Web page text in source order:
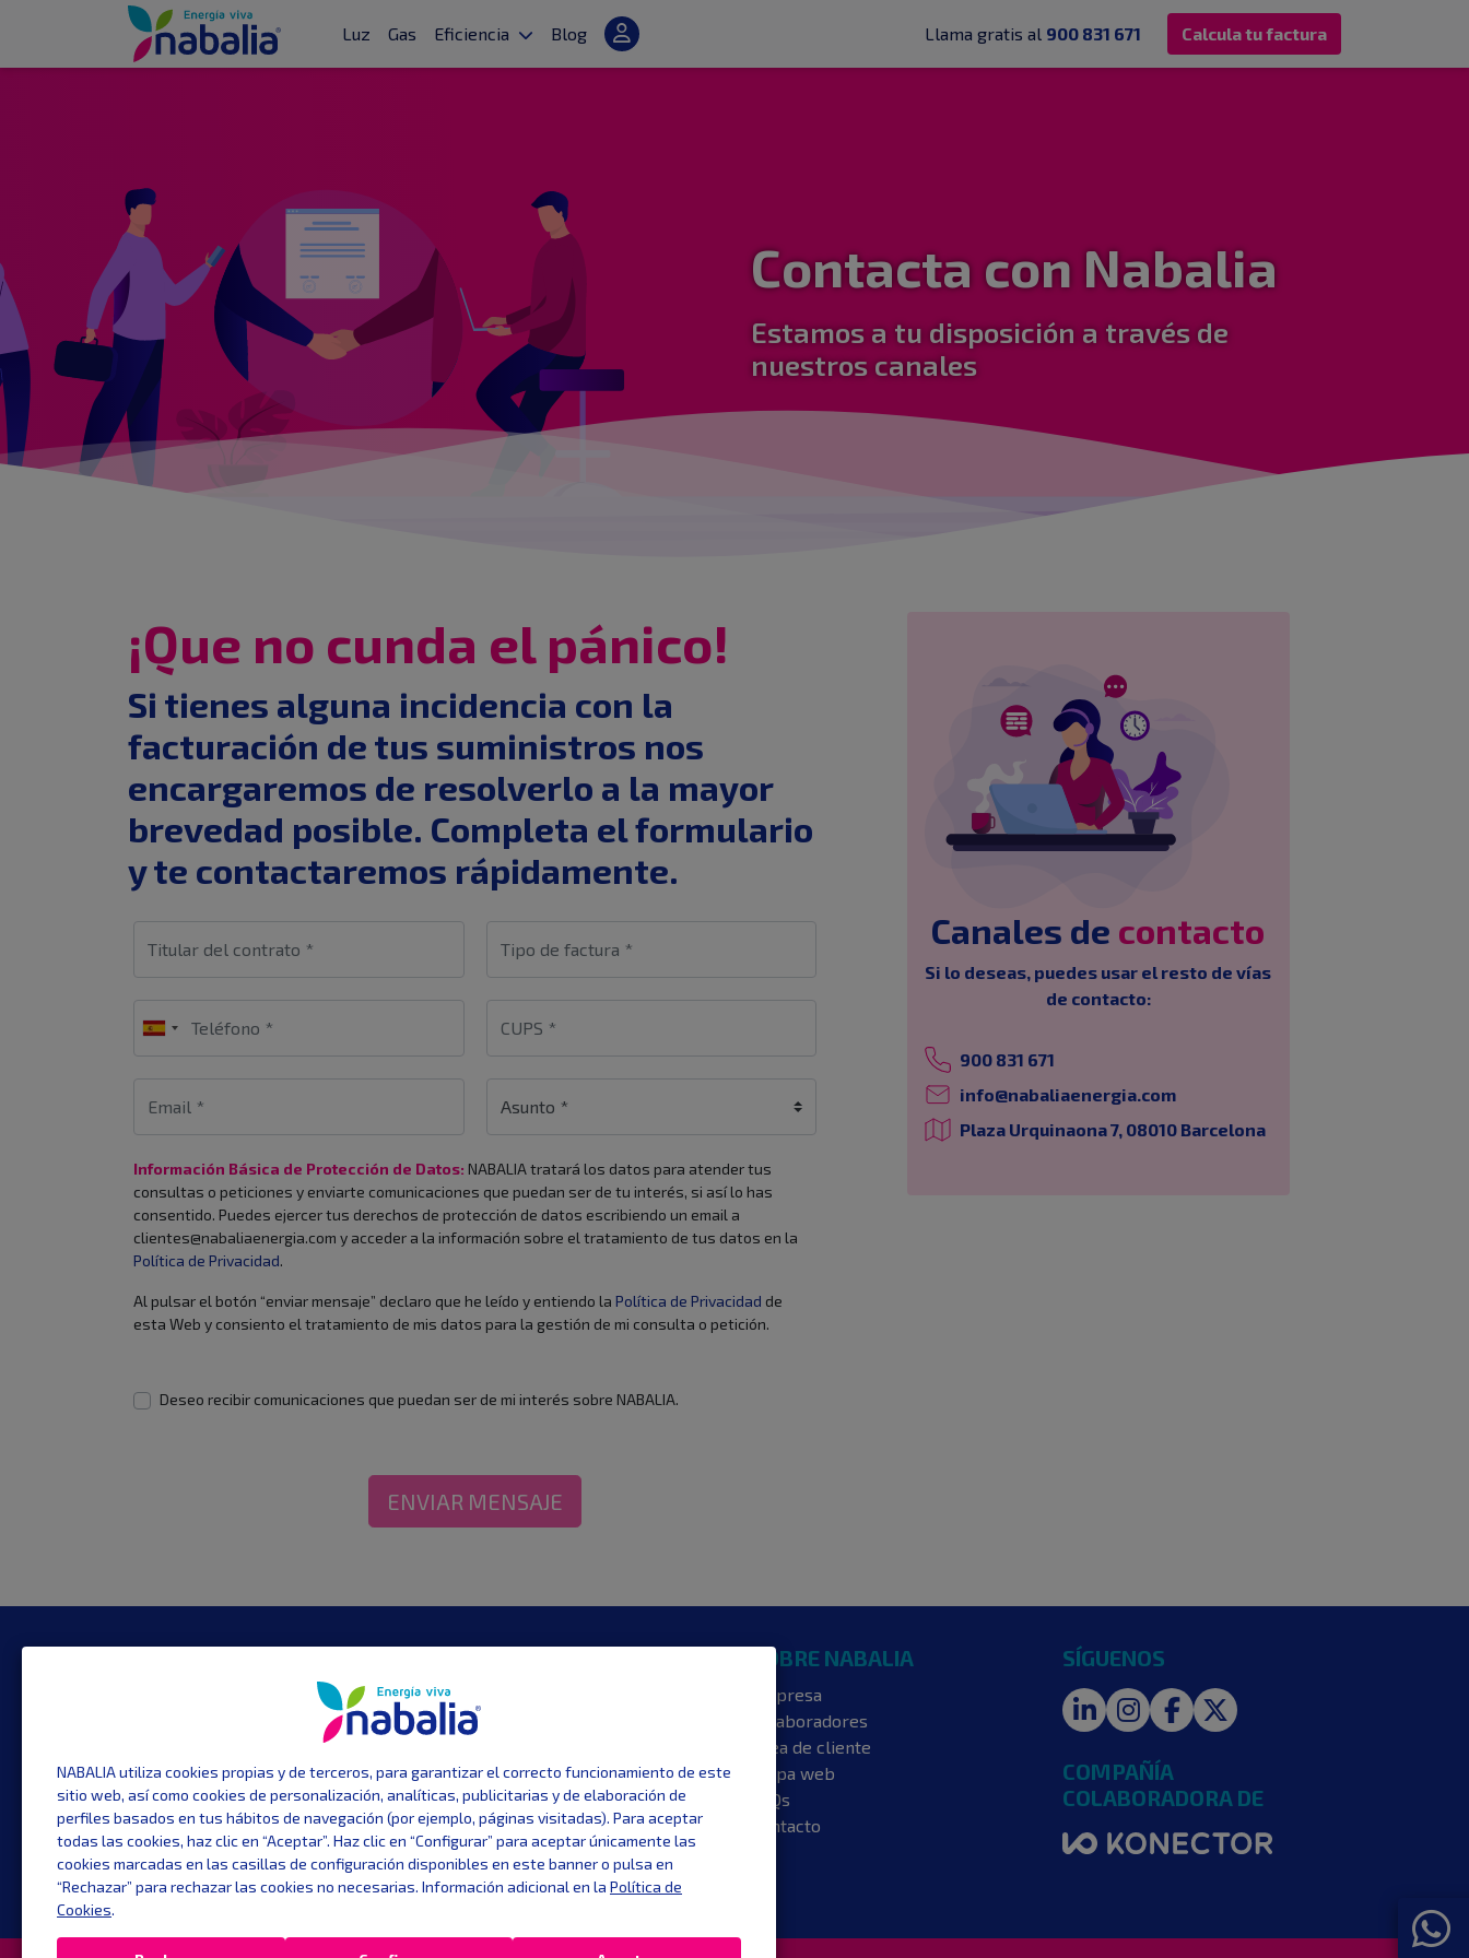
Luz Gas Eficiencia Blog Llama gratis al 900 831 671 Calcula tu factura
Contacta con Nabalia
Estamos a tu disposición a través de
nuestros canales
¡Que no cunda el pánico!
Si tienes alguna incidencia con la
facturación de tus suministros nos
encargaremos de resolverlo a la mayor
brevedad posible. Completa el formulario
y te contactaremos rápidamente.
Información Básica de Protección de Datos: NABALIA tratará los datos para atender tus
consultas o peticiones y enviarte comunicaciones que puedan ser de tu interés, si así lo has
consentido. Puedes ejercer tus derechos de protección de datos escribiendo un email a
clientes@nabaliaenergia.com y acceder a la información sobre el tratamiento de tus datos en la
Política de Privacidad.
Al pulsar el botón “enviar mensaje” declaro que he leído y entiendo la Política de Privacidad de
esta Web y consiento el tratamiento de mis datos para la gestión de mi consulta o petición.
Deseo recibir comunicaciones que puedan ser de mi interés sobre NABALIA.
ENVIAR MENSAJE
Canales de contacto
Si lo deseas, puedes usar el resto de vías
de contacto:
900 831 671
info@nabaliaenergia.com
Plaza Urquinaona 7, 08010 Barcelona
Gran Vía, 16. 1ª - Puerta 3
28013 Madrid
info@nabaliaenergia.com
900 831 671
Tarifas luz
Tarifas gas
Servicios
Arbitraje
Precio luz hoy
SOBRE NABALIA
Empresa
Colaboradores
Área de cliente
Mapa web
FAQs
Contacto
SÍGUENOS
LinkedInInstagram
FacebookTwitter
COMPAÑÍA
COLABORADORA DE
NABALIA utiliza cookies propias y de terceros, para garantizar el correcto funcionamiento de este
sitio web, así como cookies de personalización, analíticas, publicitarias y de elaboración de
perfiles basados en tus hábitos de navegación (por ejemplo, páginas visitadas). Para aceptar
todas las cookies, haz clic en “Aceptar”. Haz clic en “Configurar” para aceptar únicamente las
cookies marcadas en las casillas de configuración disponibles en este banner o pulsa en
“Rechazar” para rechazar las cookies no necesarias. Información adicional en la Política de
Cookies.